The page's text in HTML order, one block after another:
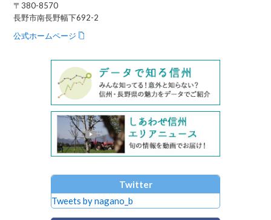
〒380-8570
長野市南長野幅下692-2
公式ホームページ
Twitter
Tweets by nagano_b